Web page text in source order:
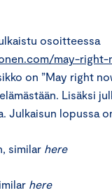
osoitteessa
may-right-
on ”May right
Lisäksi
Julkaisun lopussa
similar here
here